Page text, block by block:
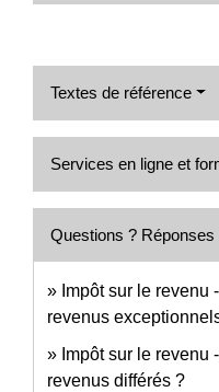
Textes de référence
Services en ligne et
Questions ? Réponses
Impôt sur le
revenus
Impôt sur le
revenus différés ?